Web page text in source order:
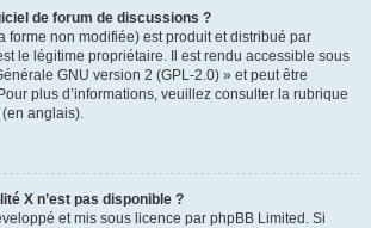
de forum de discussions ?
forme non modifiée) est produit et distribué par
le légitime propriétaire. Il est rendu accessible sous
GNU version 2 (GPL-2.0) » et peut être
plus d’informations, veuillez consulter la rubrique
(en anglais).
X n’est pas disponible ?
et mis sous licence par phpBB Limited. Si